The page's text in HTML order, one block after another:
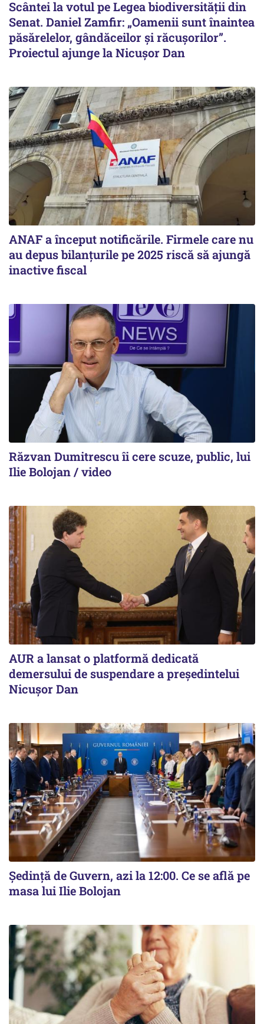
Scântei la votul pe Legea biodiversității din
Senat. Daniel Zamfir: „Oamenii sunt înaintea
păsărelelor, gândăceilor și răcușorilor”.
Proiectul ajunge la Nicușor Dan
ANAF a început notificările. Firmele care nu
au depus bilanțurile pe 2025 riscă să ajungă
inactive fiscal
Răzvan Dumitrescu îi cere scuze, public, lui
Ilie Bolojan / video
AUR a lansat o platformă dedicată
demersului de suspendare a președintelui
Nicușor Dan
Ședință de Guvern, azi la 12:00. Ce se află pe
masa lui Ilie Bolojan